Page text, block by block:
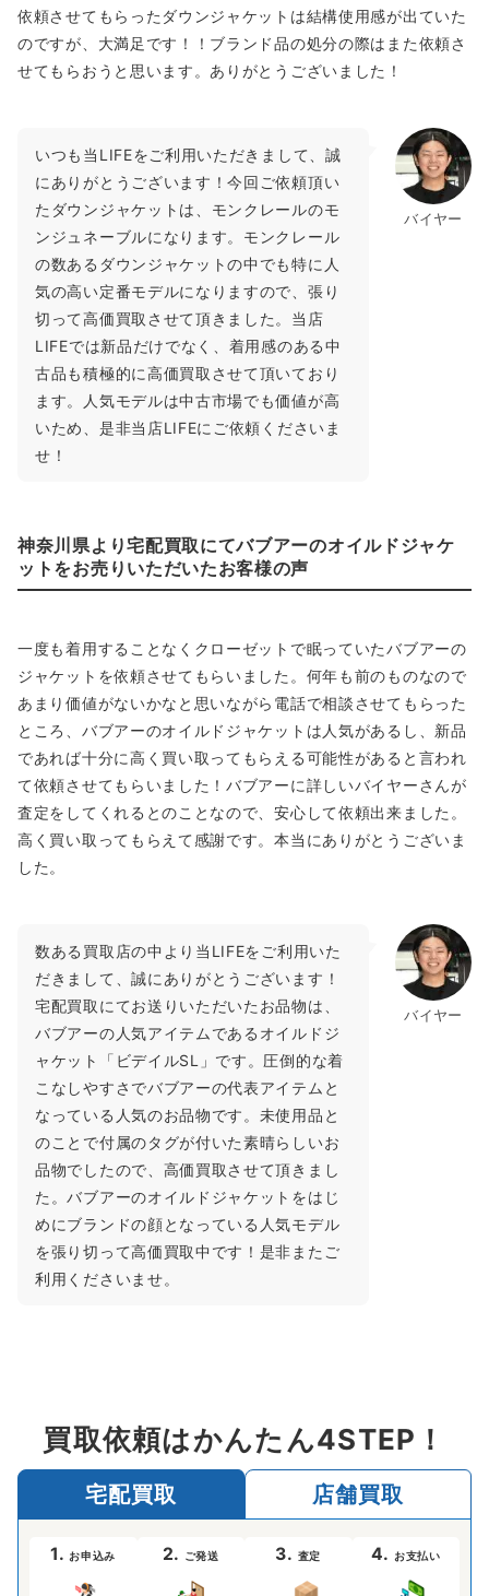
依頼させてもらったダウンジャケットは結構使用感が出ていた
のですが、大満足です！！ブランド品の処分の際はまた依頼さ
せてもらおうと思います。ありがとうございました！
バイヤー
いつも当LIFEをご利用いただきまして、誠
にありがとうございます！今回ご依頼頂い
たダウンジャケットは、モンクレールのモ
ンジュネーブルになります。モンクレール
の数あるダウンジャケットの中でも特に人
気の高い定番モデルになりますので、張り
切って高価買取させて頂きました。当店
LIFEでは新品だけでなく、着用感のある中
古品も積極的に高価買取させて頂いており
ます。人気モデルは中古市場でも価値が高
いため、是非当店LIFEにご依頼くださいま
せ！
神奈川県より宅配買取にてバブアーのオイルドジャケ
ットをお売りいただいたお客様の声
一度も着用することなくクローゼットで眠っていたバブアーの
ジャケットを依頼させてもらいました。何年も前のものなので
あまり価値がないかなと思いながら電話で相談させてもらった
ところ、バブアーのオイルドジャケットは人気があるし、新品
であれば十分に高く買い取ってもらえる可能性があると言われ
て依頼させてもらいました！バブアーに詳しいバイヤーさんが
査定をしてくれるとのことなので、安心して依頼出来ました。
高く買い取ってもらえて感謝です。本当にありがとうございま
した。
バイヤー
数ある買取店の中より当LIFEをご利用いた
だきまして、誠にありがとうございます！
宅配買取にてお送りいただいたお品物は、
バブアーの人気アイテムであるオイルドジ
ャケット「ビデイルSL」です。圧倒的な着
こなしやすさでバブアーの代表アイテムと
なっている人気のお品物です。未使用品と
のことで付属のタグが付いた素晴らしいお
品物でしたので、高価買取させて頂きまし
た。バブアーのオイルドジャケットをはじ
めにブランドの顔となっている人気モデル
を張り切って高価買取中です！是非またご
利用くださいませ。
買取依頼はかんたん4STEP！
宅配買取 店舗買取
1.お申込み 2. ご発送 3. 査定 4. お支払い